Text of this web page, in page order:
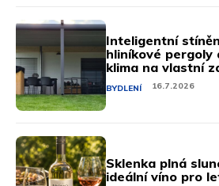
Inteligentní
hliníkové pergoly
klima na vlastní
BYDLENÍ 16.7.2026
Sklenka plná
ideální víno pro